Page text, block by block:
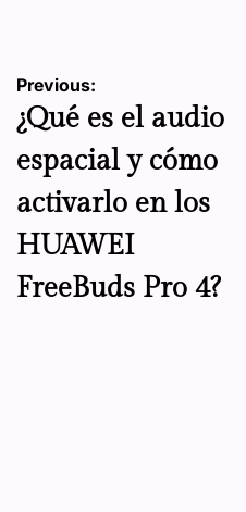
Navegación
de
entradas
Previous:
¿Qué es el audio
espacial y cómo
activarlo en los
HUAWEI
FreeBuds Pro 4?